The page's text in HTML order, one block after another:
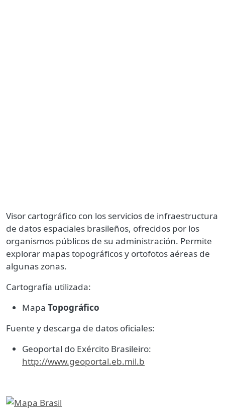
Visor cartográfico con los servicios de infraestructura
de datos espaciales brasileños, ofrecidos por los
organismos públicos de su administración. Permite
explorar mapas topográficos y ortofotos aéreas de
algunas zonas.
Cartografía utilizada:
Mapa Topográfico
Fuente y descarga de datos oficiales:
Geoportal do Exército Brasileiro:
http://www.geoportal.eb.mil.b